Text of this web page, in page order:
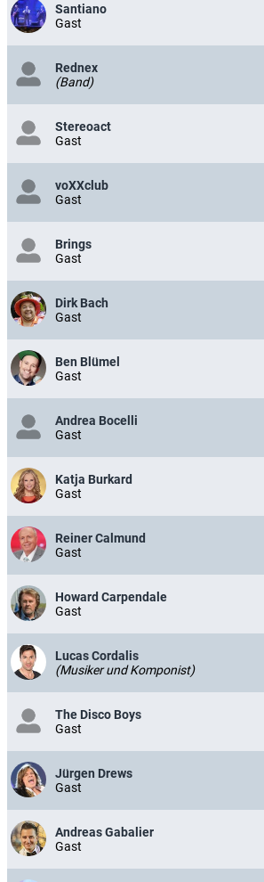
Santiano
Gast
Rednex
(Band)
Stereoact
Gast
voXXclub
Gast
Brings
Gast
Dirk Bach
Gast
Ben Blümel
Gast
Andrea Bocelli
Gast
Katja Burkard
Gast
Reiner Calmund
Gast
Howard Carpendale
Gast
Lucas Cordalis
(Musiker und Komponist)
The Disco Boys
Gast
Jürgen Drews
Gast
Andreas Gabalier
Gast